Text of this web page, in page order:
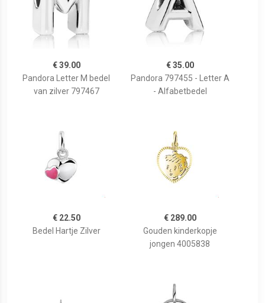
€ 39.00
Pandora Letter M bedel
van zilver 797467
€ 35.00
Pandora 797455 - Letter A
- Alfabetbedel
€ 22.50
Bedel Hartje Zilver
€ 289.00
Gouden kinderkopje
jongen 4005838